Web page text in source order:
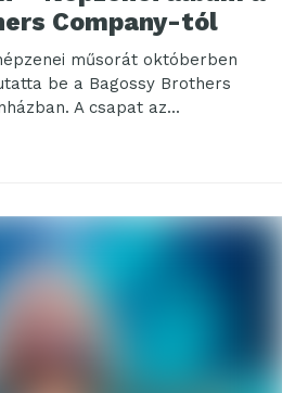
Company-tól
műsorát októberben
be a Bagossy Brothers
A csapat az...